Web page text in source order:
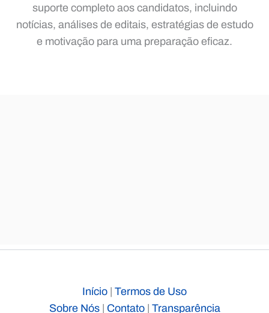
suporte completo aos candidatos, incluindo
notícias, análises de editais, estratégias de estudo
e motivação para uma preparação eficaz.
Início | Termos de Uso
Sobre Nós| Contato| Transparência